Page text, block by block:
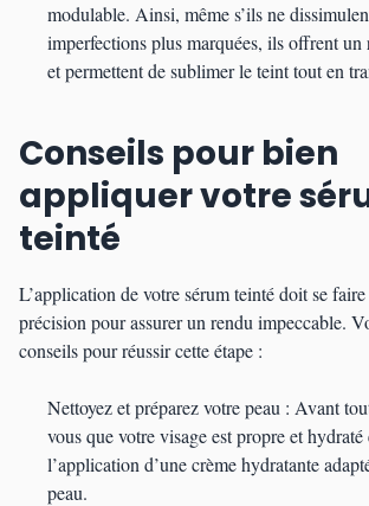
modulable. Ainsi, même s’ils ne
imperfections plus marquées, ils offrent un
et permettent de sublimer le teint tout en
Conseils pour bien
appliquer votre
teinté
L’application de votre sérum teinté doit se
précision pour assurer un rendu impeccable.
conseils pour réussir cette étape :
Nettoyez et préparez votre peau : Avant
vous que votre visage est propre et hydraté
l’application d’une crème hydratante
peau.